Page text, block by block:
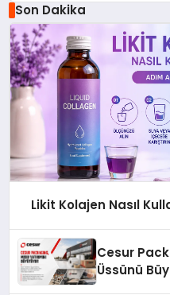
Son Dakika
Likit Kolajen Nasıl
Cesur
Üssünü